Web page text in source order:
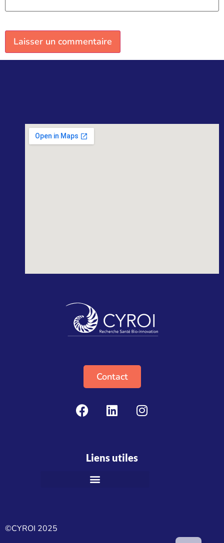
Contact
Liens utiles
©CYROI 2025